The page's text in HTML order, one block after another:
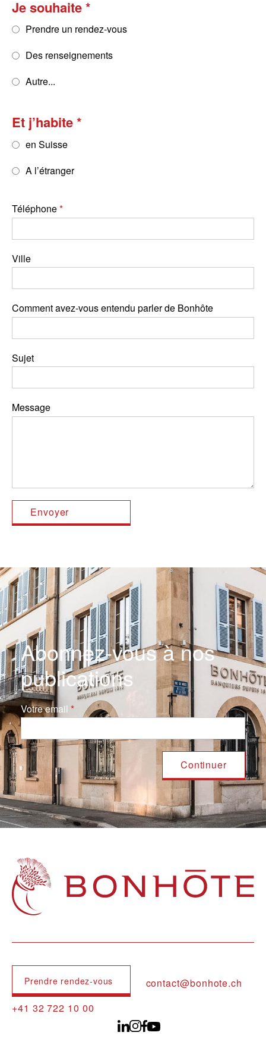
Je souhaite
Prendre un rendez-vous
Des renseignements
Autre...
Et j’habite
en Suisse
A l’étranger
Téléphone
Ville
Comment avez-vous entendu parler de Bonhôte
Sujet
Message
Abonnez-vous à nos
publications
Votre email
Navigation principale
Prendre rendez-vous
contact@bonhote.ch
+41 32 722 10 00